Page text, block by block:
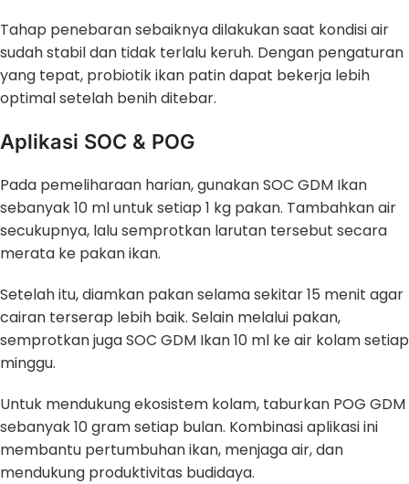
Tahap penebaran sebaiknya dilakukan saat kondisi air
sudah stabil dan tidak terlalu keruh. Dengan pengaturan
yang tepat, probiotik ikan patin dapat bekerja lebih
optimal setelah benih ditebar.
Aplikasi SOC & POG
Pada pemeliharaan harian, gunakan SOC GDM Ikan
sebanyak 10 ml untuk setiap 1 kg pakan. Tambahkan air
secukupnya, lalu semprotkan larutan tersebut secara
merata ke pakan ikan.
Setelah itu, diamkan pakan selama sekitar 15 menit agar
cairan terserap lebih baik. Selain melalui pakan,
semprotkan juga SOC GDM Ikan 10 ml ke air kolam setiap
minggu.
Untuk mendukung ekosistem kolam, taburkan POG GDM
sebanyak 10 gram setiap bulan. Kombinasi aplikasi ini
membantu pertumbuhan ikan, menjaga air, dan
mendukung produktivitas budidaya.